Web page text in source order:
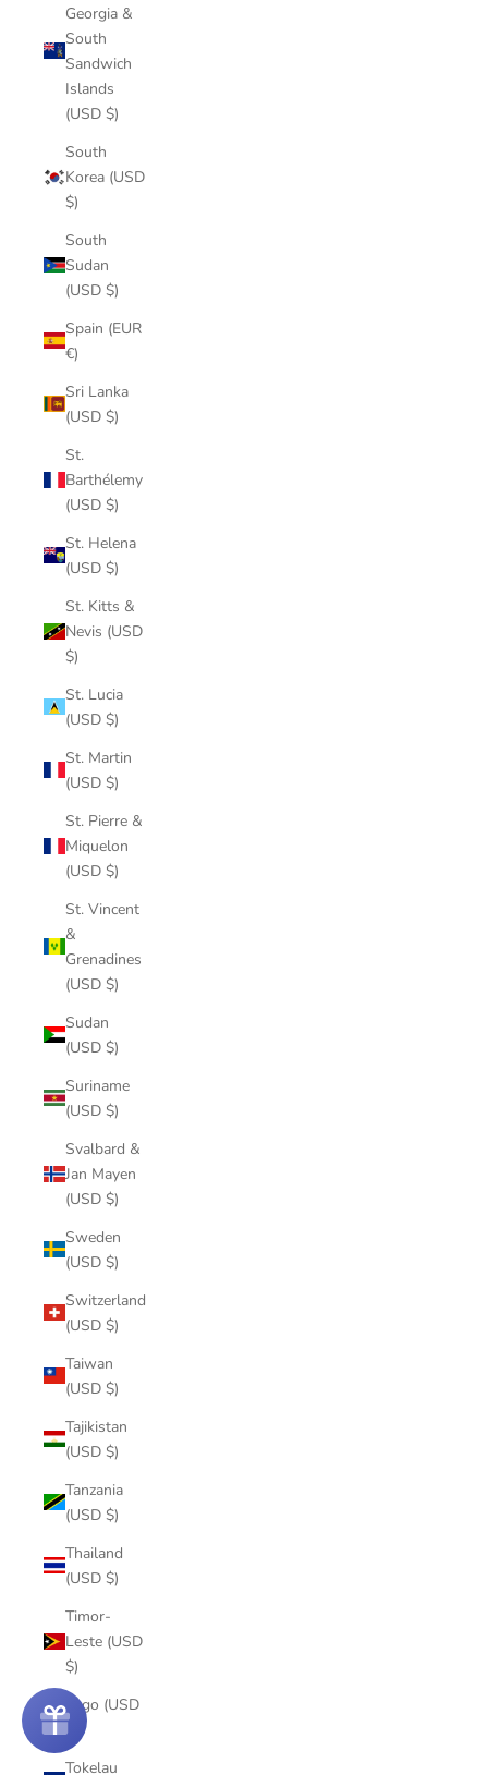
Georgia &
South
Sandwich
Islands
(USD $)
South
Korea (USD
$)
South
Sudan
(USD $)
Spain (EUR
€)
Sri Lanka
(USD $)
St.
Barthélemy
(USD $)
St. Helena
(USD $)
St. Kitts &
Nevis (USD
$)
St. Lucia
(USD $)
St. Martin
(USD $)
St. Pierre &
Miquelon
(USD $)
St. Vincent
&
Grenadines
(USD $)
Sudan
(USD $)
Suriname
(USD $)
Svalbard &
Jan Mayen
(USD $)
Sweden
(USD $)
Switzerland
(USD $)
Taiwan
(USD $)
Tajikistan
(USD $)
Tanzania
(USD $)
Thailand
(USD $)
Timor-
Leste (USD
$)
Togo (USD
$)
Tokelau